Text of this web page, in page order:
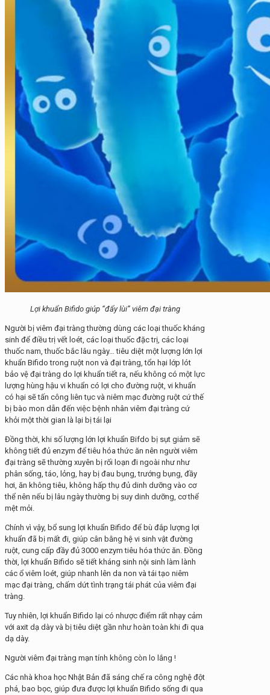
Lợi khuẩn Bifido giúp “đẩy lùi” viêm đại tràng
Người bị viêm đại tràng thường dùng các loại thuốc kháng
sinh để điều trị vết loét, các loại thuốc đặc trị, các loại
thuốc nam, thuốc bắc lâu ngày… tiêu diệt một lượng lớn lợi
khuẩn Bifido trong ruột non và đại tràng, tổn hại lớp lót
bảo vệ đại tràng do lợi khuẩn tiết ra, nếu không có một lực
lượng hùng hậu vi khuẩn có lợi cho đường ruột, vi khuẩn
có hại sẽ tấn công liên tục và niêm mạc đường ruột cứ thế
bị bào mon dẫn đến việc bệnh nhân viêm đại tràng cứ
khỏi một thời gian là lại bị tái lại
Đồng thời, khi số lượng lớn lợi khuẩn Bifdo bị sụt giảm sẽ
không tiết đủ enzym để tiêu hóa thức ăn nên người viêm
đại tràng sẽ thường xuyên bị rối loạn đi ngoài như như
phân sống, táo, lỏng, hay bị đau bụng, trướng bụng, đầy
hơi, ăn không tiêu, không hấp thụ đủ dinh dưỡng vào cơ
thể nên nếu bị lâu ngày thường bị suy dinh dưỡng, cơ thể
mệt mỏi.
Chính vì vậy, bổ sung lợi khuẩn Bifido để bù đắp lượng lợi
khuẩn đã bị mất đi, giúp cân bằng hệ vi sinh vật đường
ruột, cung cấp đầy đủ 3000 enzym tiêu hóa thức ăn. Đồng
thời, lợi khuẩn Bifido sẽ tiết kháng sinh nội sinh làm lành
các ổ viêm loét, giúp nhanh lên da non và tái tạo niêm
mạc đại tràng, chấm dứt tình trạng tái phát của viêm đại
tràng.
Tuy nhiên, lợi khuẩn Bifido lại có nhược điểm rất nhạy cảm
với axit dạ dày và bị tiêu diệt gần như hoàn toàn khi đi qua
dạ dày.
Người viêm đại tràng mạn tính không còn lo lắng !
Các nhà khoa học Nhật Bản đã sáng chế ra công nghệ đột
phá, bao bọc, giúp đưa được lợi khuẩn Bifido sống đi qua